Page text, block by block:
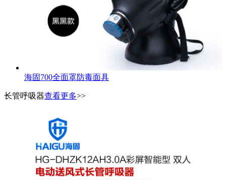
海固700全面罩防毒面具
长管呼吸器查看更多>>